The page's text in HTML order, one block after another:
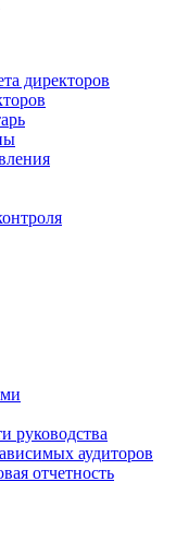
директоров
руководства
аудиторов
отчетность